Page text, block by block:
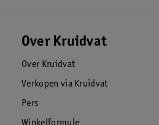
Over Kruidvat
Over Kruidvat
Verkopen via Kruidvat
Pers